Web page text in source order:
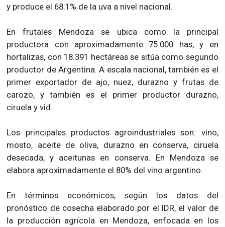
y produce el 68.1% de la uva a nivel nacional.
En frutales Mendoza se ubica como la principal
productora con aproximadamente 75.000 has, y en
hortalizas, con 18.391 hectáreas se sitúa como segundo
productor de Argentina. A escala nacional, también es el
primer exportador de ajo, nuez, durazno y frutas de
carozo, y también es el primer productor durazno,
ciruela y vid.
Los principales productos agroindustriales son: vino,
mosto, aceite de oliva, durazno en conserva, ciruela
desecada, y aceitunas en conserva. En Mendoza se
elabora aproximadamente el 80% del vino argentino.
En términos económicos, según los datos del
pronóstico de cosecha elaborado por el IDR, el valor de
la producción agrícola en Mendoza, enfocada en los